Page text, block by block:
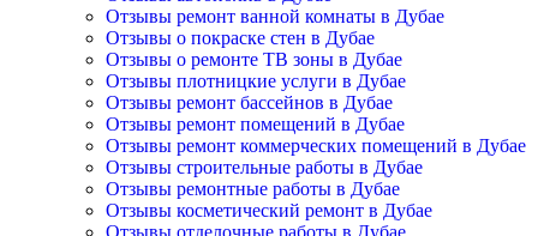
Отзывы ремонт ванной комнаты в Дубае
Отзывы о покраске стен в Дубае
Отзывы о ремонте ТВ зоны в Дубае
Отзывы плотницкие услуги в Дубае
Отзывы ремонт бассейнов в Дубае
Отзывы ремонт помещений в Дубае
Отзывы ремонт коммерческих помещений в Дубае
Отзывы строительные работы в Дубае
Отзывы ремонтные работы в Дубае
Отзывы косметический ремонт в Дубае
Отзывы отделочные работы в Дубае